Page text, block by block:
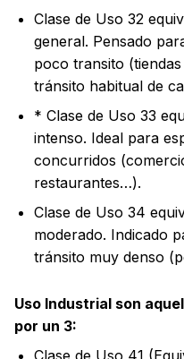
Clase de Uso 32
general. Pensado
poco transito
tránsito habitual de
* Clase de Uso 33
intenso. Ideal para
concurridos
restaurantes…).
Clase de Uso 34
moderado. Indicado
tránsito muy denso
Uso Industrial son
por un 3:
Clase de Uso 41